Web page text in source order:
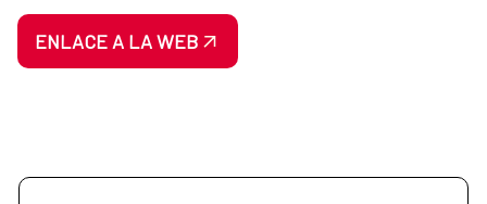
ENLACE A LA WEB